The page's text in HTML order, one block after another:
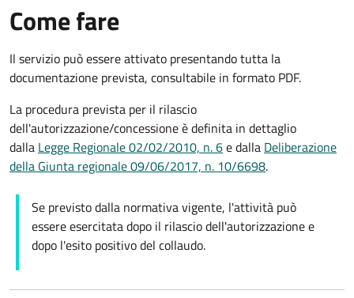
Come fare
Il servizio può essere attivato presentando tutta la
documentazione prevista, consultabile in formato PDF.
La procedura prevista per il rilascio
dell'autorizzazione/concessione è definita in dettaglio
dalla Legge Regionale 02/02/2010, n. 6e dalla Deliberazione
della Giunta regionale 09/06/2017, n. 10/6698.
Se previsto dalla normativa vigente, l'attività può
essere esercitata dopo il rilascio dell'autorizzazione e
dopo l'esito positivo del collaudo.